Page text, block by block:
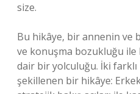
size.
Bu hikâye, bir annenin ve
ve konuşma bozukluğu ile
dair bir yolculuğu. İki farklı
şekillenen bir hikâye: